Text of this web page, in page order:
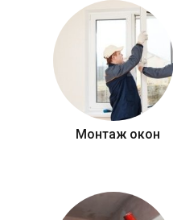
Монтаж окон